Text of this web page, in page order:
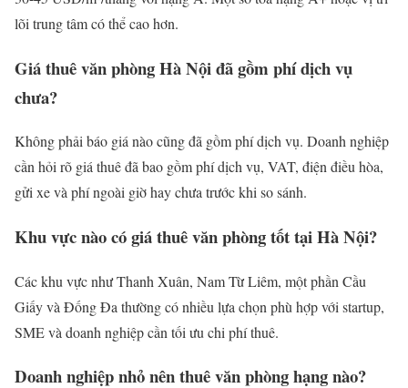
lõi trung tâm có thể cao hơn.
Giá thuê văn phòng Hà Nội đã gồm phí dịch vụ
chưa?
Không phải báo giá nào cũng đã gồm phí dịch vụ. Doanh nghiệp
cần hỏi rõ giá thuê đã bao gồm phí dịch vụ, VAT, điện điều hòa,
gửi xe và phí ngoài giờ hay chưa trước khi so sánh.
Khu vực nào có giá thuê văn phòng tốt tại Hà Nội?
Các khu vực như Thanh Xuân, Nam Từ Liêm, một phần Cầu
Giấy và Đống Đa thường có nhiều lựa chọn phù hợp với startup,
SME và doanh nghiệp cần tối ưu chi phí thuê.
Doanh nghiệp nhỏ nên thuê văn phòng hạng nào?